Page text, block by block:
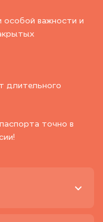
важности и
длительного
точно в